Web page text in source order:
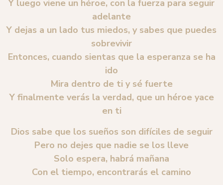
Y luego viene un héroe, con la fuerza para seguir
adelante
Y dejas a un lado tus miedos, y sabes que puedes
sobrevivir
Entonces, cuando sientas que la esperanza se ha
ido
Mira dentro de ti y sé fuerte
Y finalmente verás la verdad, que un héroe yace
en ti
Dios sabe que los sueños son difíciles de seguir
Pero no dejes que nadie se los lleve
Solo espera, habrá mañana
Con el tiempo, encontrarás el camino